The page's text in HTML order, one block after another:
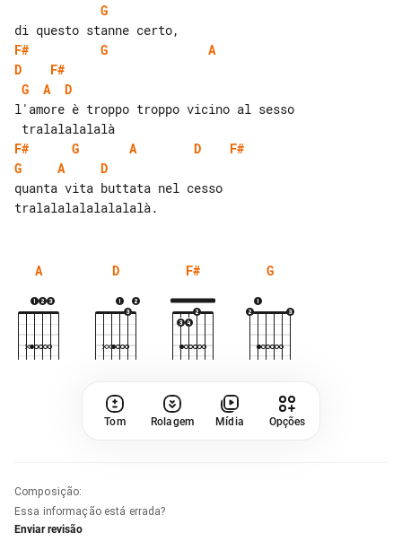
G
F#
G
A
D
F#
G
A
D
l'amore è troppo troppo vicino al sesso
F#
G A D
F#
G
A
D
quanta vita buttata nel cesso
A D F# G
Tom Rolagem Mídia Opções
Composição:
Essa informação está errada?
Enviar revisão